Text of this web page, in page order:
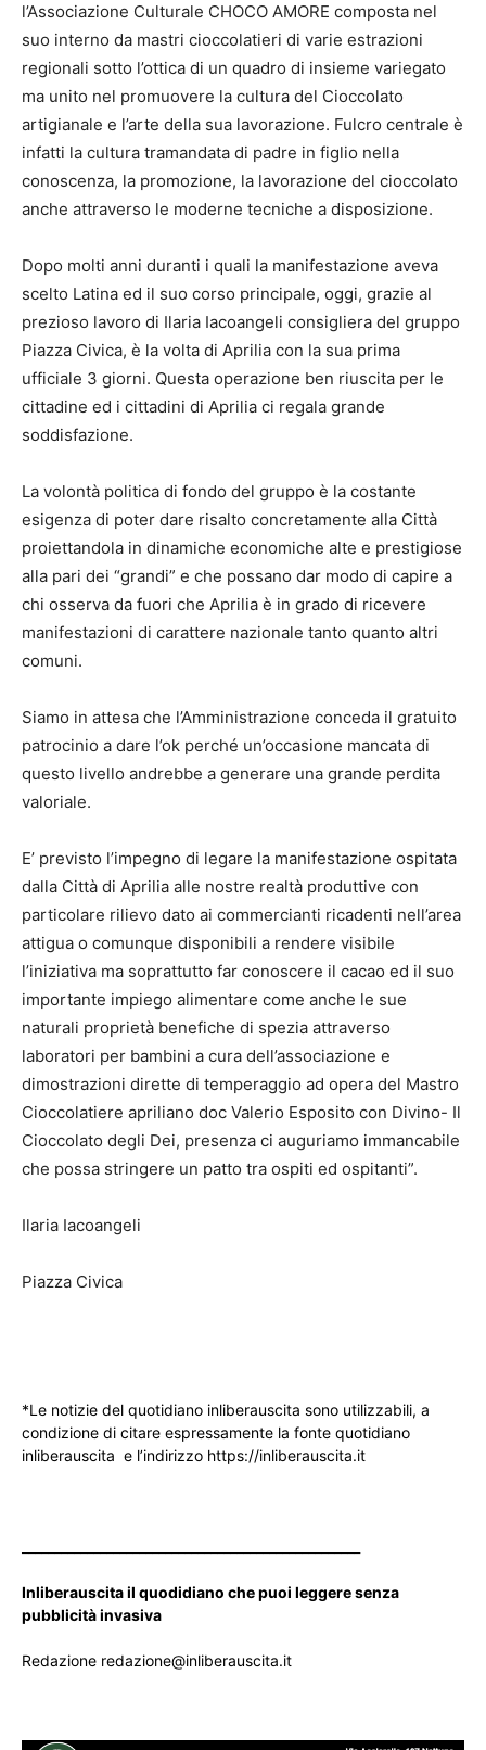
l’Associazione Culturale CHOCO AMORE composta nel
suo interno da mastri cioccolatieri di varie estrazioni
regionali sotto l’ottica di un quadro di insieme variegato
ma unito nel promuovere la cultura del Cioccolato
artigianale e l’arte della sua lavorazione. Fulcro centrale è
infatti la cultura tramandata di padre in figlio nella
conoscenza, la promozione, la lavorazione del cioccolato
anche attraverso le moderne tecniche a disposizione.
Dopo molti anni duranti i quali la manifestazione aveva
scelto Latina ed il suo corso principale, oggi, grazie al
prezioso lavoro di Ilaria Iacoangeli consigliera del gruppo
Piazza Civica, è la volta di Aprilia con la sua prima
ufficiale 3 giorni. Questa operazione ben riuscita per le
cittadine ed i cittadini di Aprilia ci regala grande
soddisfazione.
La volontà politica di fondo del gruppo è la costante
esigenza di poter dare risalto concretamente alla Città
proiettandola in dinamiche economiche alte e prestigiose
alla pari dei “grandi” e che possano dar modo di capire a
chi osserva da fuori che Aprilia è in grado di ricevere
manifestazioni di carattere nazionale tanto quanto altri
comuni.
Siamo in attesa che l’Amministrazione conceda il gratuito
patrocinio a dare l’ok perché un’occasione mancata di
questo livello andrebbe a generare una grande perdita
valoriale.
E’ previsto l’impegno di legare la manifestazione ospitata
dalla Città di Aprilia alle nostre realtà produttive con
particolare rilievo dato ai commercianti ricadenti nell’area
attigua o comunque disponibili a rendere visibile
l’iniziativa ma soprattutto far conoscere il cacao ed il suo
importante impiego alimentare come anche le sue
naturali proprietà benefiche di spezia attraverso
laboratori per bambini a cura dell’associazione e
dimostrazioni dirette di temperaggio ad opera del Mastro
Cioccolatiere apriliano doc Valerio Esposito con Divino- Il
Cioccolato degli Dei, presenza ci auguriamo immancabile
che possa stringere un patto tra ospiti ed ospitanti”.
Ilaria Iacoangeli
Piazza Civica
*Le notizie del quotidiano inliberauscita sono utilizzabili, a
condizione di citare espressamente la fonte quotidiano
inliberauscita e l’indirizzo https://inliberauscita.it
Inliberauscita il quodidiano che puoi leggere senza
pubblicità invasiva
Redazione redazione@inliberauscita.it